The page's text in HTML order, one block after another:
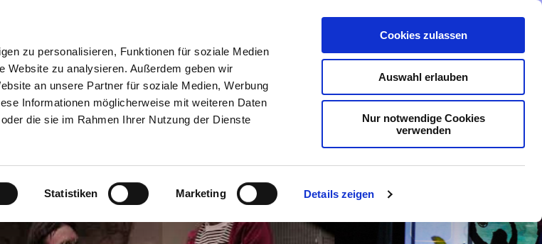
zu personalisieren, Funktionen für soziale Medien
Website zu analysieren. Außerdem geben wir
an unsere Partner für soziale Medien, Werbung
Informationen möglicherweise mit weiteren Daten
die sie im Rahmen Ihrer Nutzung der Dienste
Statistiken Marketing Details zeigen
Cookies zulassen
Auswahl erlauben
Nur notwendige Cookies
verwenden
search input Suche Anmelden Anmeldung